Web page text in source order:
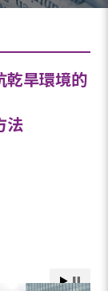
乾旱環境的
法